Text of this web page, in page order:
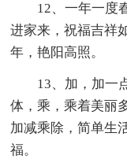
12、一年一度
进家来，祝福吉祥
年，艳阳高照。
13、加，加一
体，乘，乘着美丽
加减乘除，简单生
福。